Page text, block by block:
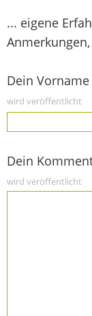
... eigene
Dein
wird veröffentlicht
Dein
wird veröffentlicht